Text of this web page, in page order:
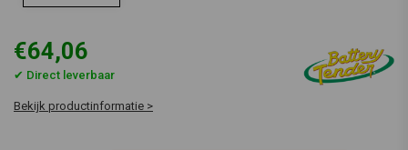
€64,06
✔ Direct leverbaar
Bekijk productinformatie >